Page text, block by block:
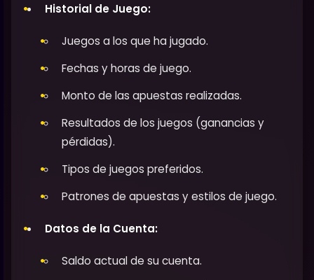
Historial de Juego:
Juegos a los que ha jugado.
Fechas y horas de juego.
Monto de las apuestas realizadas.
Resultados de los juegos (ganancias y
pérdidas).
Tipos de juegos preferidos.
Patrones de apuestas y estilos de juego.
Datos de la Cuenta:
Saldo actual de su cuenta.